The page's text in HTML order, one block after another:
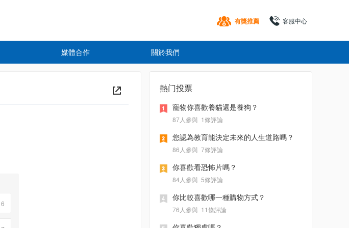
客服中心
有獎推薦
媒體合作 關於我們
6
熱门投票
寵物你喜歡養貓還是養狗？
87人參與 1條評論
您認為教育能決定未來的人生道路嗎？
86人參與 7條評論
你喜歡看恐怖片嗎？
84人參與 5條評論
你比較喜歡哪一種購物方式？
76人參與 11條評論